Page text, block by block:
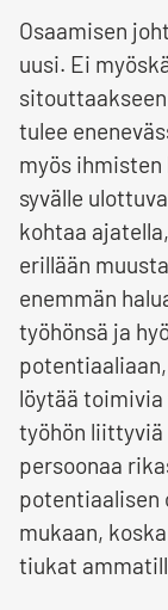
Osaamisen
uusi. Ei
tulee
myös
syvälle
kohtaa
erillään
enemmän
työhönsä ja
löytää
työhön
persoonaa
potentiaalisen
mukaan,
tiukat